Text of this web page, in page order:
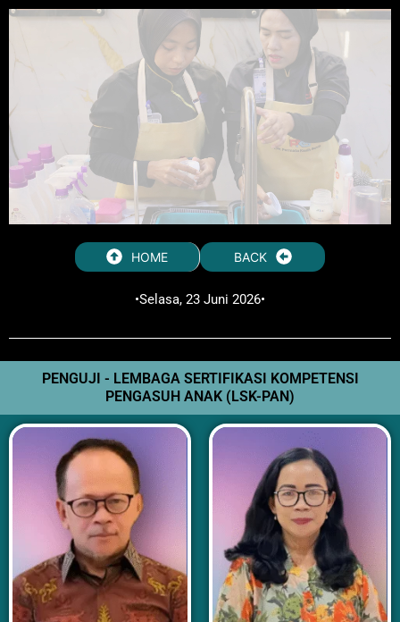
HOME BACK
•Selasa, 23 Juni 2026•
PENGUJI - LEMBAGA SERTIFIKASI KOMPETENSI
PENGASUH ANAK (LSK-PAN)